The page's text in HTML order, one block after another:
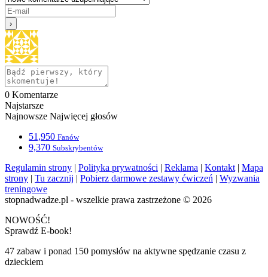
0 Komentarze
Najstarsze
Najnowsze Najwięcej głosów
51,950 Fanów
9,370 Subskrybentów
Regulamin strony | Polityka prywatności | Reklama | Kontakt | Mapa
strony | Tu zacznij | Pobierz darmowe zestawy ćwiczeń | Wyzwania
treningowe
stopnadwadze.pl - wszelkie prawa zastrzeżone © 2026
NOWOŚĆ!
Sprawdź E-book!
47 zabaw i ponad 150 pomysłów na aktywne spędzanie czasu z
dzieckiem